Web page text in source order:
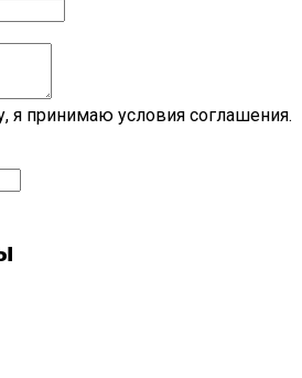
я принимаю условия соглашения.